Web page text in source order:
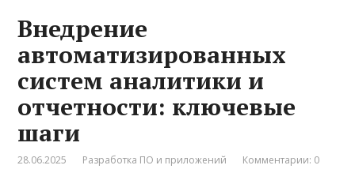
Внедрение
автоматизированных
систем аналитики и
отчетности: ключевые
шаги
28.06.2025 Разработка ПО и приложений Комментарии: 0